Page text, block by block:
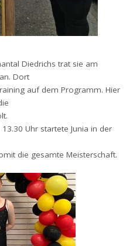
Diedrichs trat sie am
Dort
auf dem Programm. Hier
Uhr startete Junia in der
die gesamte Meisterschaft.